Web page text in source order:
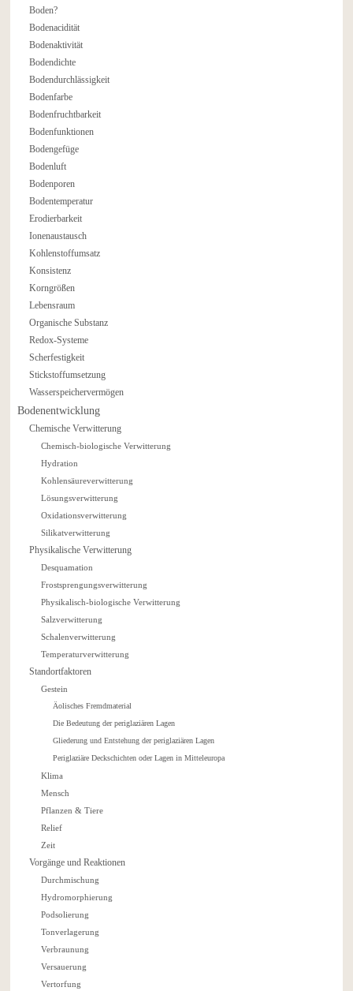
Boden?
Bodenacidität
Bodenaktivität
Bodendichte
Bodendurchlässigkeit
Bodenfarbe
Bodenfruchtbarkeit
Bodenfunktionen
Bodengefüge
Bodenluft
Bodenporen
Bodentemperatur
Erodierbarkeit
Ionenaustausch
Kohlenstoffumsatz
Konsistenz
Korngrößen
Lebensraum
Organische Substanz
Redox-Systeme
Scherfestigkeit
Stickstoffumsetzung
Wasserspeichervermögen
Bodenentwicklung
Chemische Verwitterung
Chemisch-biologische Verwitterung
Hydration
Kohlensäureverwitterung
Lösungsverwitterung
Oxidationsverwitterung
Silikatverwitterung
Physikalische Verwitterung
Desquamation
Frostsprengungsverwitterung
Physikalisch-biologische Verwitterung
Salzverwitterung
Schalenverwitterung
Temperaturverwitterung
Standortfaktoren
Gestein
Äolisches Fremdmaterial
Die Bedeutung der periglaziären Lagen
Gliederung und Entstehung der periglaziären Lagen
Periglaziäre Deckschichten oder Lagen in Mitteleuropa
Klima
Mensch
Pflanzen & Tiere
Relief
Zeit
Vorgänge und Reaktionen
Durchmischung
Hydromorphierung
Podsolierung
Tonverlagerung
Verbraunung
Versauerung
Vertorfung